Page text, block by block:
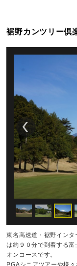
裾野カンツリー倶
東名高速道・裾野イン
は約９０分で到着する
オンコースです。
PGAシニアツアーや様